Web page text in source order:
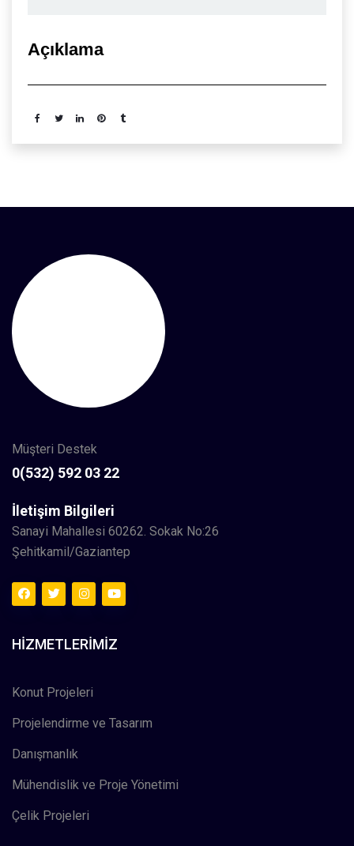
Açıklama
Müşteri Destek
0(532) 592 03 22
İletişim Bilgileri
Sanayi Mahallesi 60262. Sokak No:26
Şehitkamil/Gaziantep
HIZMETLERIMIZ
Konut Projeleri
Projelendirme ve Tasarım
Danışmanlık
Mühendislik ve Proje Yönetimi
Çelik Projeleri